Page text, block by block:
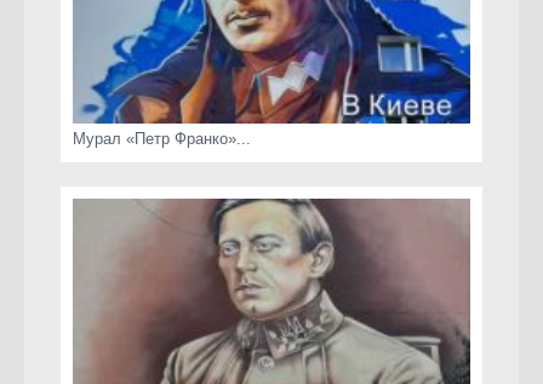
Мурал «Петр Франко»...